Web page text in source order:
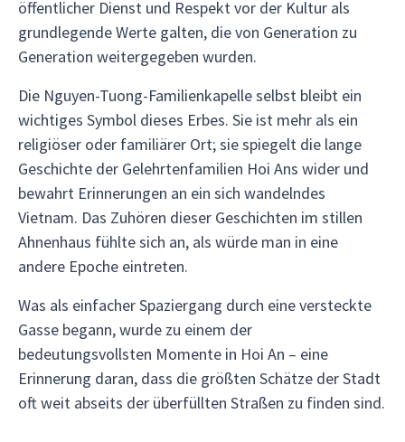
öffentlicher Dienst und Respekt vor der Kultur als
grundlegende Werte galten, die von Generation zu
Generation weitergegeben wurden.
Die Nguyen-Tuong-Familienkapelle selbst bleibt ein
wichtiges Symbol dieses Erbes. Sie ist mehr als ein
religiöser oder familiärer Ort; sie spiegelt die lange
Geschichte der Gelehrtenfamilien Hoi Ans wider und
bewahrt Erinnerungen an ein sich wandelndes
Vietnam. Das Zuhören dieser Geschichten im stillen
Ahnenhaus fühlte sich an, als würde man in eine
andere Epoche eintreten.
Was als einfacher Spaziergang durch eine versteckte
Gasse begann, wurde zu einem der
bedeutungsvollsten Momente in Hoi An – eine
Erinnerung daran, dass die größten Schätze der Stadt
oft weit abseits der überfüllten Straßen zu finden sind.